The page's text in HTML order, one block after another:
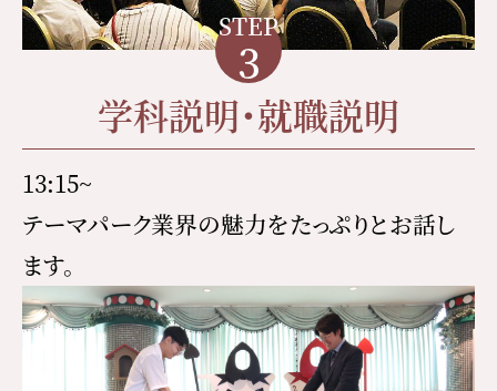
STEP
3
学科説明・就職説明
13:15~
テーマパーク業界の魅力をたっぷりとお話し
ます。